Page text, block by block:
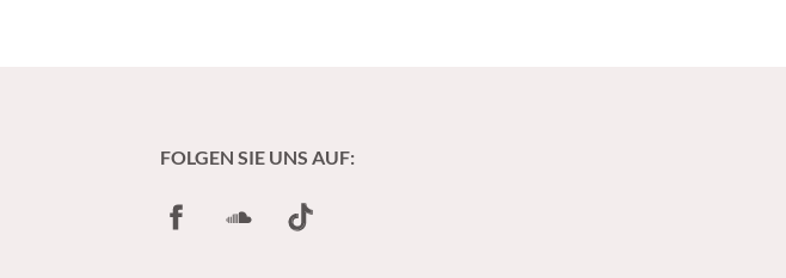
FOLGEN SIE UNS AUF:
FacebookSoundCloud
TikTok